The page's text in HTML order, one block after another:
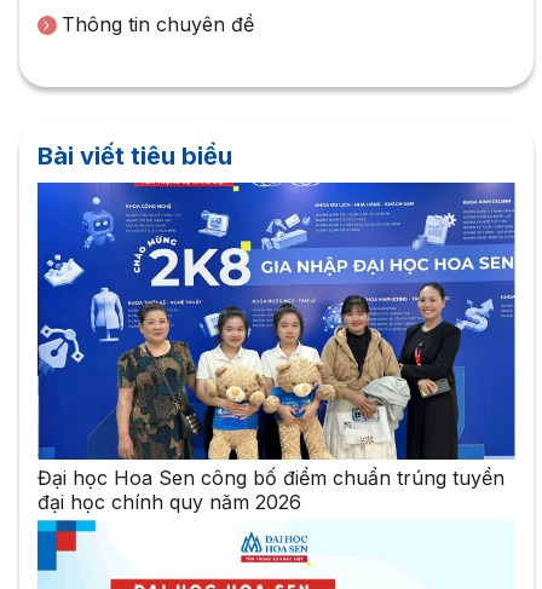
Thông tin chuyên đề
Bài viết tiêu biểu
Đại học Hoa Sen công bố điểm chuẩn trúng tuyển
đại học chính quy năm 2026